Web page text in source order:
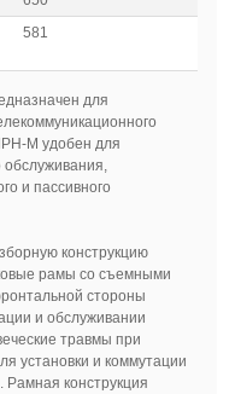
581
для
М удобен для
обслуживания,
и пассивного
конструкцию
рамы со съемными
стороны
и обслуживании
травмы при
установки и коммутации
Рамная конструкция